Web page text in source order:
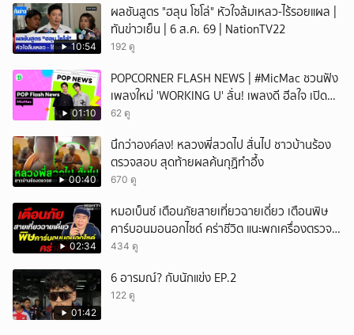
10:54
ผลชันสูตร "ฮลุน โซโล่" หัวใจล้มเหลว-ไร้รอยแผล |
ทันข่าวเย็น | 6 ส.ค. 69 | NationTV22
192 ดู
01:10
POPCORNER FLASH NEWS | #MicMac ชวนฟัง
เพลงใหม่ 'WORKING U' ลั่น! เพลงดี ฮีลใจ เปิด
ฟังได้ทุกสถานการณ์
62 ดู
00:40
นึกว่าองค์ลง! หลวงพี่สวดไป สั่นไป ชาวบ้านร้อง
ตรวจสอบ สุดท้ายผลค้นกุฏิทำอึ้ง
670 ดู
02:34
หมอเบ็นซ์ เตือนภัยสายเที่ยวฉายเดี่ยว เตือนพิษ
คาร์บอนมอนอกไซด์ คร่าชีวิต แนะพกเครื่องตรวจ
วัดติดตัว
434 ดู
01:42
6 อารมณ์? กับนักแข่ง EP.2
122 ดู